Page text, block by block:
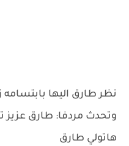
نظر طارق اليها
وتحدث مردفا: طارق
هاتولي طارق